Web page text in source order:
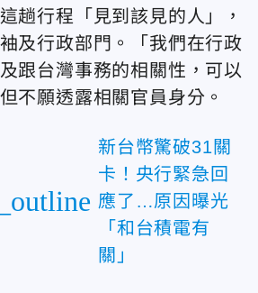
趟行程「見到該見的人」，
及行政部門。「我們在行政
跟台灣事務的相關性，可以
不願透露相關官員身分。
新台幣驚破31關
卡！央行緊急回
應了…原因曝光
「和台積電有
關」